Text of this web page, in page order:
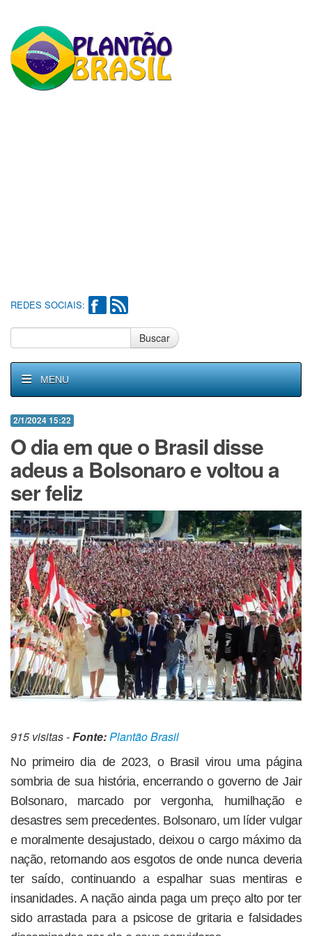
REDES SOCIAIS:
Buscar
MENU
2/1/2024 15:22
O dia em que o Brasil disse
adeus a Bolsonaro e voltou a
ser feliz
915 visitas -Fonte:Plantão Brasil
No primeiro dia de 2023, o Brasil virou uma página
sombria de sua história, encerrando o governo de Jair
Bolsonaro, marcado por vergonha, humilhação e
desastres sem precedentes. Bolsonaro, um líder vulgar
e moralmente desajustado, deixou o cargo máximo da
nação, retornando aos esgotos de onde nunca deveria
ter saído, continuando a espalhar suas mentiras e
insanidades. A nação ainda paga um preço alto por ter
sido arrastada para a psicose de gritaria e falsidades